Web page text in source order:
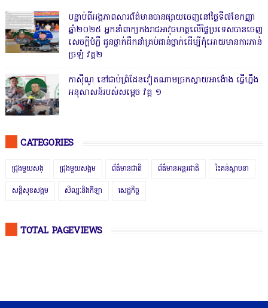
បន្ទាប់ពីអង្គភាពសារព័ត៌មានបានផ្សាយចេញនៅថ្ងៃទី៧ខែកញ្ញា
ឆ្នាំ២០២៥ អ្នកនាំពាក្យកងរាជអាវុធហត្ថលើផ្ទៃប្រទេសបានចេញ
សេចក្តីបំភ្លឺ ជូនថ្នាក់ដឹកនាំគ្រប់ជាន់ថ្នាក់ដើម្បីកុំអោយមានការភាន់
ច្រឡំ វគ្គ២
កាសុីណូ នៅជាប់ព្រំដែនវៀតណាមច្រកស្វាយអាង៉ោង ធ្វើហ្នឹង
អនុសាសន៍របស់សម្ដេច វគ្គ ១
CATEGORIES
ជ្រុងមួយសង្ ជ្រុងមួយសង្គម ព័ត៌មានជាតិ ព័ត៌មានអន្តរជាតិ រិះគន់ស្ថាបនា
សន្តិសុខសង្គម សិល្បៈនិងកីឡា សេដ្ឋកិច្ច
TOTAL PAGEVIEWS